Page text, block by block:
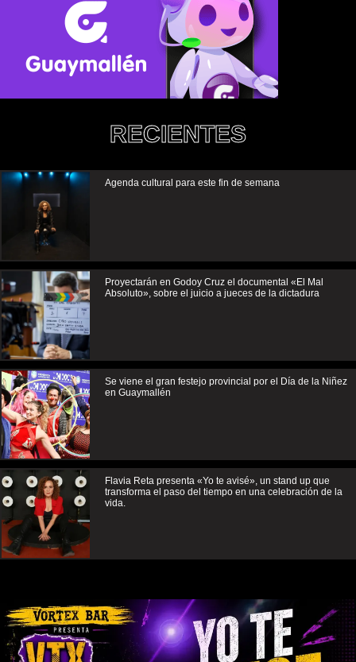
RECIENTES
Agenda cultural para este fin de semana
Proyectarán en Godoy Cruz el documental «El Mal
Absoluto», sobre el juicio a jueces de la dictadura
Se viene el gran festejo provincial por el Día de la Niñez
en Guaymallén
Flavia Reta presenta «Yo te avisé», un stand up que
transforma el paso del tiempo en una celebración de la
vida.